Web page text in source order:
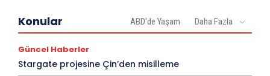
Konular ABD'de Yaşam Daha Fazla
Güncel Haberler
Stargate projesine Çin’den misilleme